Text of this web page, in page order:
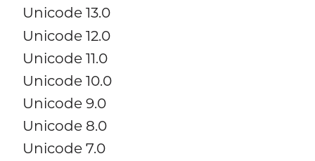
Unicode 13.0
Unicode 12.0
Unicode 11.0
Unicode 10.0
Unicode 9.0
Unicode 8.0
Unicode 7.0